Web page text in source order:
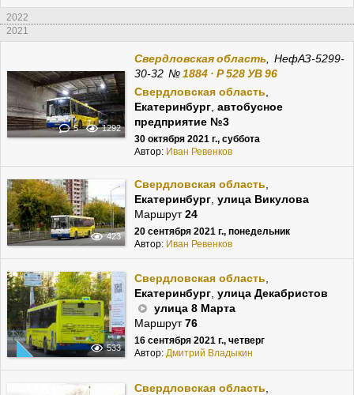
2022
2021
5 1292
Свердловская область, НефАЗ-5299-
30-32 №1884 · Р 528 УВ 96
Свердловская область,
Екатеринбург, автобусное
предприятие №3
30 октября 2021 г., суббота
Автор: Иван Ревенков
423
Свердловская область
Екатеринбург, улица Викулова
Маршрут24
20 сентября 2021 г., понедельник
Автор: Иван Ревенков
533
Свердловская область,
Екатеринбург, улица Декабристов
улица 8 Марта
Маршрут76
16 сентября 2021 г., четверг
Автор: Дмитрий Владыкин
Свердловская область